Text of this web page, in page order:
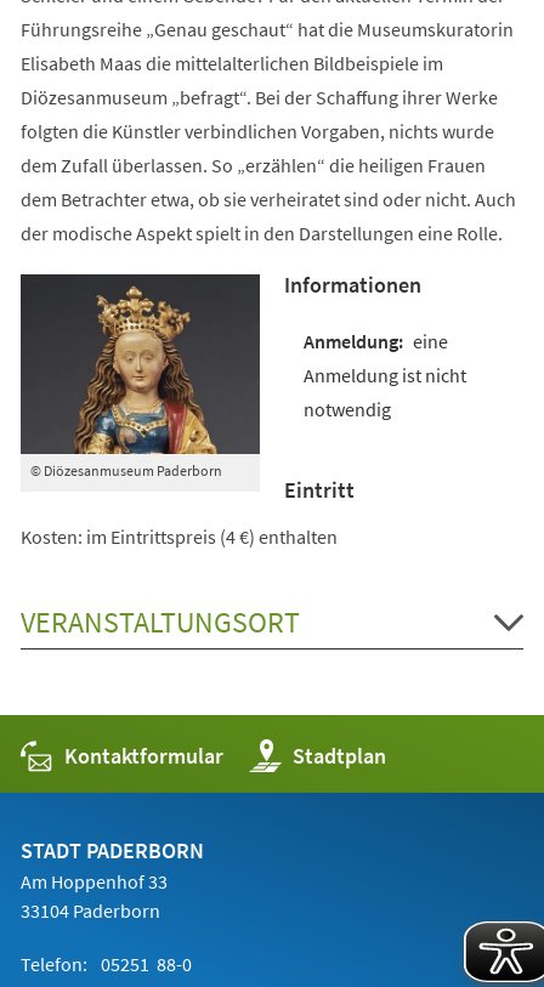
Führungsreihe „Genau geschaut“ hat die Museumskuratorin
Elisabeth Maas die mittelalterlichen Bildbeispiele im
Diözesanmuseum „befragt“. Bei der Schaffung ihrer Werke
folgten die Künstler verbindlichen Vorgaben, nichts wurde
dem Zufall überlassen. So „erzählen“ die heiligen Frauen
dem Betrachter etwa, ob sie verheiratet sind oder nicht. Auch
der modische Aspekt spielt in den Darstellungen eine Rolle.
© Diözesanmuseum Paderborn
Informationen
eine
Anmeldung ist nicht
notwendig
Eintritt
Kosten: im Eintrittspreis (4 €) enthalten
VERANSTALTUNGSORT
Kontaktformular Stadtplan
(Öffnet
in
einem
STADT PADERBORN
Am Hoppenhof 33
33104 Paderborn
Telefon: 05251 88-0